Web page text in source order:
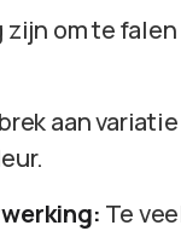
zijn om te
aan
Te